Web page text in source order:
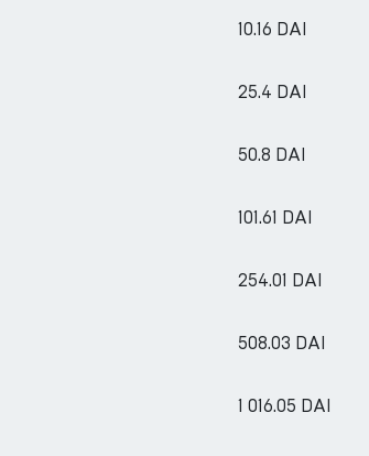
10.16 DAI
25.4 DAI
50.8 DAI
101.61 DAI
254.01 DAI
508.03 DAI
1 016.05 DAI